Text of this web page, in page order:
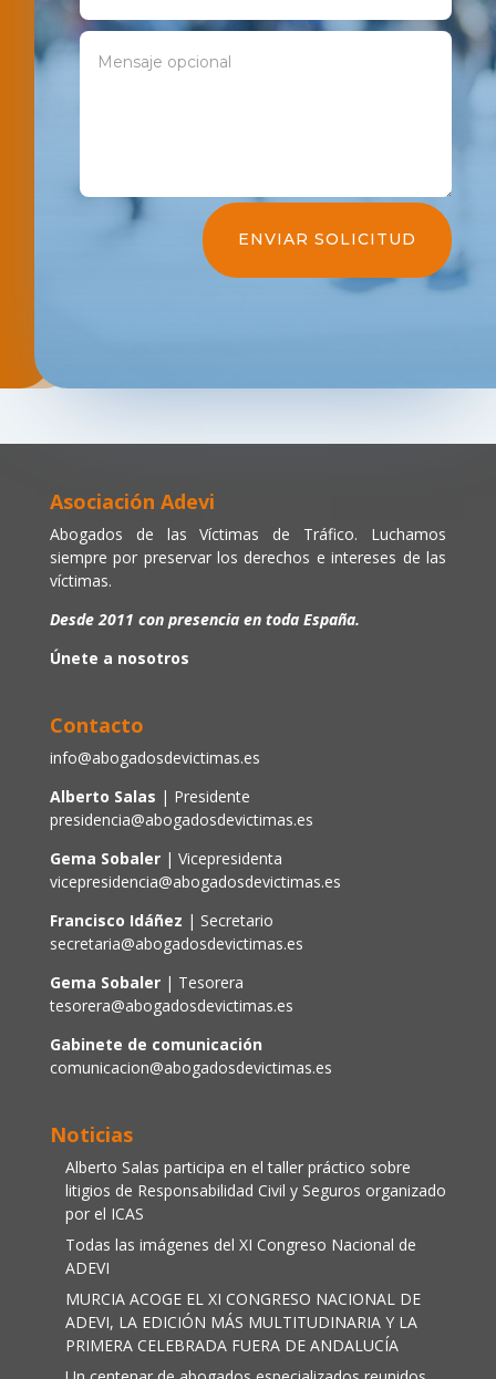
ENVIAR SOLICITUD
Asociación Adevi
Abogados de las Víctimas de Tráfico. Luchamos
siempre por preservar los derechos e intereses de las
víctimas.
Desde 2011 con presencia en toda España.
Únete a nosotros
Contacto
info@abogadosdevictimas.es
Alberto Salas | Presidente
presidencia@abogadosdevictimas.es
Gema Sobaler | Vicepresidenta
vicepresidencia@abogadosdevictimas.es
Francisco Idáñez | Secretario
secretaria@abogadosdevictimas.es
Gema Sobaler| Tesorera
tesorera@abogadosdevictimas.es
Gabinete de comunicación
comunicacion@abogadosdevictimas.es
Noticias
Alberto Salas participa en el taller práctico sobre
litigios de Responsabilidad Civil y Seguros organizado
por el ICAS
Todas las imágenes del XI Congreso Nacional de
ADEVI
MURCIA ACOGE EL XI CONGRESO NACIONAL DE
ADEVI, LA EDICIÓN MÁS MULTITUDINARIA Y LA
PRIMERA CELEBRADA FUERA DE ANDALUCÍA